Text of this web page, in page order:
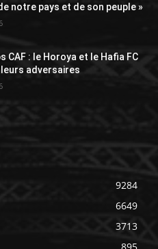
notre pays et de son peuple »
CAF : le Horoya et le Hafia FC
adversaires
9284
6649
3713